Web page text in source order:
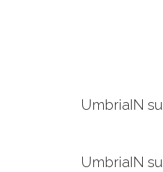
UmbriaIN
UmbriaIN